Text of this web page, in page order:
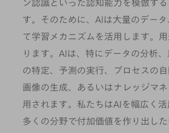
ン認識といった認知能力を模倣す
す。そのために、AIは大量のデー
て学習メカニズムを活用します。
ります。AIは、特にデータの分析
の特定、予測の実行、プロセスの
画像の生成、あるいはナレッジマ
用されます。私たちはAIを幅広く
多くの分野で付加価値を作り出し